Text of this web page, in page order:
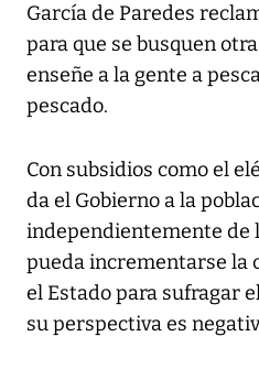
García de Paredes
para que se busquen
enseñe a la gente a
pescado.
Con subsidios como el
da el Gobierno a la
independientemente de
pueda incrementarse la
el Estado para sufragar
su perspectiva es